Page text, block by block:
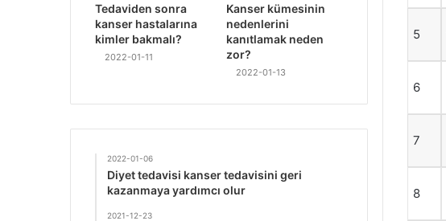
5
6
7
8
Tedaviden sonra
kanser hastalarına
kimler bakmalı?
2022-01-11
Kanser kümesinin
nedenlerini
kanıtlamak neden
zor?
2022-01-13
2022-01-06
Diyet tedavisi kanser tedavisini geri
kazanmaya yardımcı olur
2021-12-23